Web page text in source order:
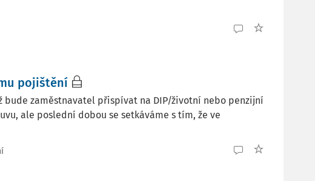
pojištění
zaměstnavatel přispívat na DIP/životní nebo penzijní
ale poslední dobou se setkáváme s tím, že ve